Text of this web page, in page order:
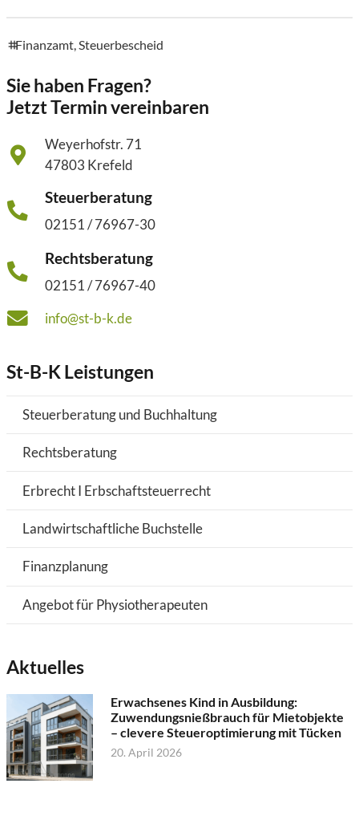
tags
Finanzamt,Steuerbescheid
Sie haben Fragen?
Jetzt Termin vereinbaren
Weyerhofstr. 71
47803 Krefeld
Steuerberatung
02151 / 76967-30
Rechtsberatung
02151 / 76967-40
info@st-b-k.de
St-B-K Leistungen
Steuerberatung und Buchhaltung
Rechtsberatung
Erbrecht I Erbschaftsteuerrecht
Landwirtschaftliche Buchstelle
Finanzplanung
Angebot für Physiotherapeuten
Aktuelles
Erwachsenes Kind in Ausbildung:
Zuwendungsnießbrauch für Mietobjekte
– clevere Steueroptimierung mit Tücken
20. April 2026